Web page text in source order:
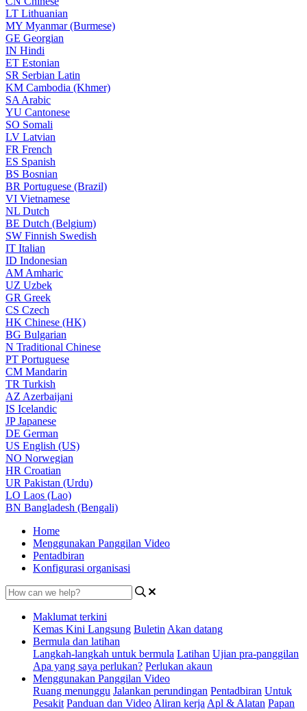
LT Lithuanian
MY Myanmar (Burmese)
GE Georgian
IN Hindi
ET Estonian
SR Serbian Latin
KM Cambodia (Khmer)
SA Arabic
YU Cantonese
SO Somali
LV Latvian
FR French
ES Spanish
BS Bosnian
BR Portuguese (Brazil)
VI Vietnamese
NL Dutch
BE Dutch (Belgium)
SW Finnish Swedish
IT Italian
ID Indonesian
AM Amharic
UZ Uzbek
GR Greek
CS Czech
HK Chinese (HK)
BG Bulgarian
N Traditional Chinese
PT Portuguese
CM Mandarin
TR Turkish
AZ Azerbaijani
IS Icelandic
JPJapanese
DE German
US English (US)
NO Norwegian
HR Croatian
UR Pakistan (Urdu)
LO Laos (Lao)
BN Bangladesh (Bengali)
Home
Menggunakan Panggilan Video
Pentadbiran
Konfigurasi organisasi
Maklumat terkini
Kemas Kini Langsung Buletin Akan datang
Bermula dan latihan
Langkah-langkah untuk bermula Latihan Ujian pra-panggilan
Apa yang saya perlukan? Perlukan akaun
Menggunakan Panggilan Video
Ruang menunggu Jalankan perundingan Pentadbiran Untuk
Pesakit Panduan dan Video Aliran kerja Apl & Alatan Papan